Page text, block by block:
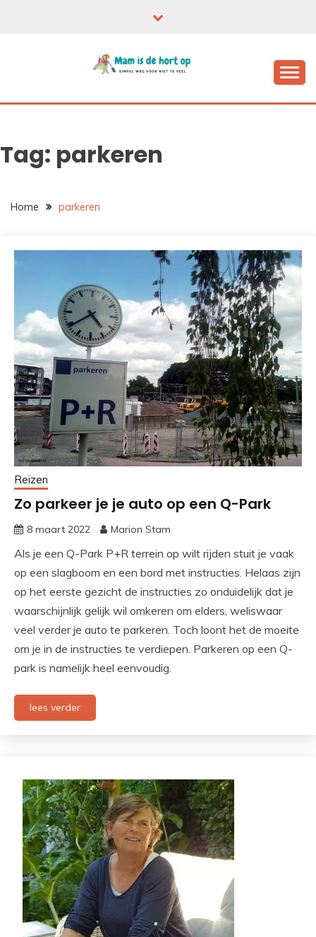
Tag: parkeren
Home parkeren
Reizen
Zo parkeer je je auto op een Q-Park
8 maart 2022 Marion Stam
Als je een Q-Park P+R terrein op wilt rijden stuit je vaak
op een slagboom en een bord met instructies. Helaas zijn
op het eerste gezicht de instructies zo onduidelijk dat je
waarschijnlijk gelijk wil omkeren om elders, weliswaar
veel verder je auto te parkeren. Toch loont het de moeite
om je in de instructies te verdiepen. Parkeren op een Q-
park is namelijk heel eenvoudig.
lees verder